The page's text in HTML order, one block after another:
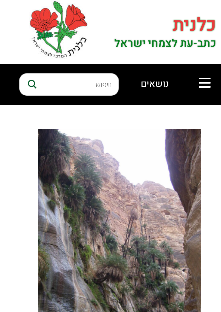
כלנית
כתב-עת לצמחי ישראל
נושאים